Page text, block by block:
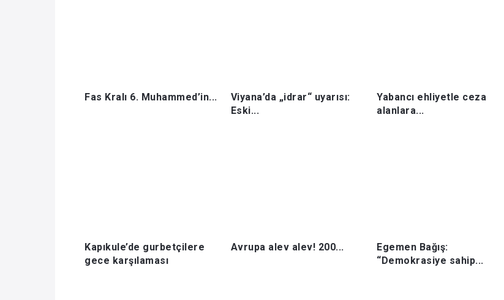
Fas Kralı 6. Muhammed’in...
Viyana’da „idrar“ uyarısı:
Eski...
Yabancı ehliyetle ceza
alanlara...
Kapıkule’de gurbetçilere
gece karşılaması
Avrupa alev alev! 200...
Egemen Bağış:
“Demokrasiye sahip...